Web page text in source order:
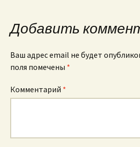
записям
Добавить
Ваш адрес email не будет
поля помечены *
Комментарий *